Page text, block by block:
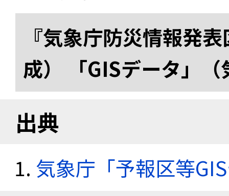
『気象庁防災情報発
成） 「GISデータ」
出典
気象庁「予報区等